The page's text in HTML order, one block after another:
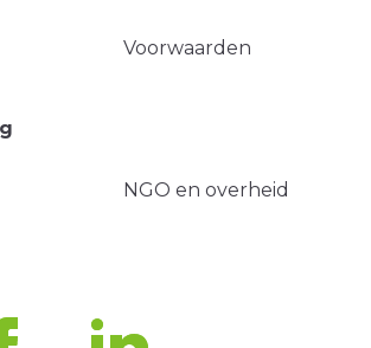
Voorwaarden
NGO en overheid